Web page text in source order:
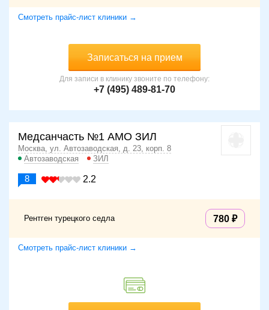
Смотреть прайс-лист клиники →
Записаться на прием
Для записи в клинику звоните по телефону:
+7 (495) 489-81-70
Медсанчасть №1 АМО ЗИЛ
Москва, ул. Автозаводская, д. 23, корп. 8
Автозаводская
ЗИЛ
8 2.2
Рентген турецкого седла 780
Смотреть прайс-лист клиники →